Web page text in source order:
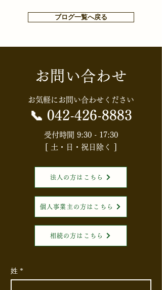
【知らないと損する⁉お金
や税金ニュース】【消費
税】食料品の消費税はど
うなる？「実質ゼロ化」
案の全体像
ブログ一覧へ戻る
お問い合わせ
お気軽にお問い合わせください
📞 042-426-8883
受付時間 9:30 - 17:30
[ 土・日・祝日除く ]
法人の方はこちら
個人事業主の方はこちら
相続の方はこちら
姓 *